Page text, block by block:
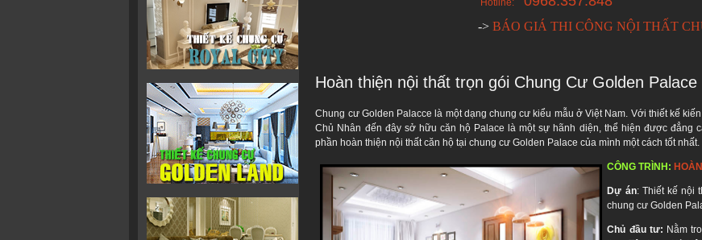
Hotline:
->BÁO GIÁ THI CÔNG NỘI THẤT
Hoàn thiện nội thất trọn gói Chung Cư Golden Palace
Chung cư Golden Palacce là một dạng chung cư kiểu mẫu ở Việt Nam. Với thiết kế
Chủ Nhân đến đây sở hữu căn hộ Palace là một sự hãnh diện, thể hiện được đẳng
phần hoàn thiện nội thất căn hộ tại chung cư Golden Palace của mình một cách tốt nhất.
CÔNG TRÌNH:
Dự án: Thiết kế nội
chung cư Golden
Chủ đầu tư: Nằm